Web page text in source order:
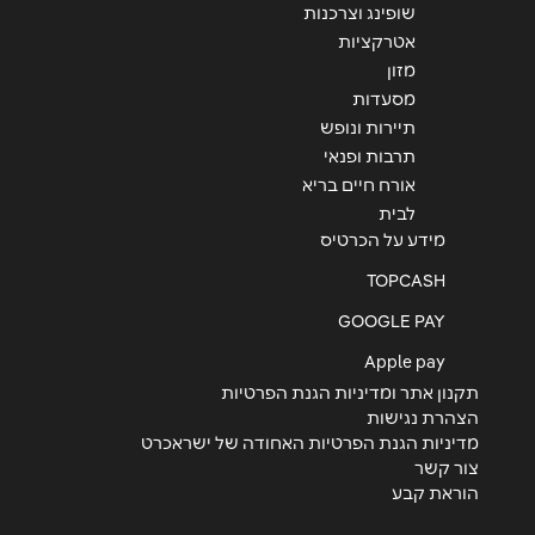
שופינג וצרכנות
אטרקציות
מזון
מסעדות
תיירות ונופש
תרבות ופנאי
אורח חיים בריא
לבית
מידע על הכרטיס
TOPCASH
GOOGLE PAY
Apple pay
תקנון אתר ומדיניות הגנת הפרטיות
הצהרת נגישות
מדיניות הגנת הפרטיות האחודה של ישראכרט
צור קשר
הוראת קבע